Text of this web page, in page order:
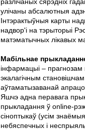
улічаны абсалютныя
Інтэрактыўныя карты
надвор'і на тэрыторыі
матэматычных лікавых
Мабільнае
інфармацыі –
экалагічным
аўтаматызаванай
Яшчэ адна перавага
прыкладання ў online-
сіноптыкаў (усім
небяспечных і